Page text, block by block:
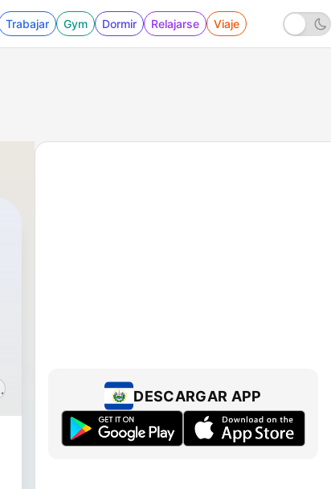
Trabajar Gym Dormir Relajarse Viaje
DESCARGAR APP